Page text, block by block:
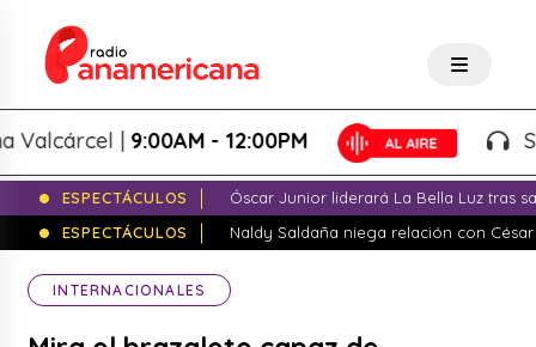
|9:00AM - 12:00PM
ESPECTÁCULOS
Óscar Junior liderará La Bella Luz tras
ESPECTÁCULOS
Naldy Saldaña niega relación con
INTERNACIONALES